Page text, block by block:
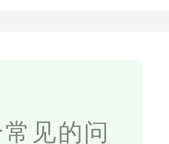
见的问